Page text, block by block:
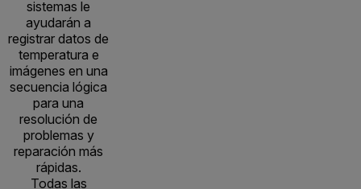
sistemas le
ayudarán a
registrar datos de
temperatura e
imágenes en una
secuencia lógica
para una
resolución de
problemas y
reparación más
rápidas.
Todas las